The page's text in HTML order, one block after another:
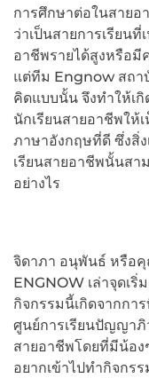
การศึกษาต่อในสาย
ว่าเป็นสายการเรียน
อาชีพรายได้สูงหรือ
แต่ทีม Engnow สถา
คิดแบบนั้น จึงทำให้เ
นักเรียนสายอาชีพให้
ภาษาอังกฤษที่ดี ซึ่งสิ่
เรียนสายอาชีพนั้นสา
อย่างไร
จิดาภา อนุพันธ์ หรือ
ENGNOW เล่าจุดเ
กิจกรรมนี้เกิดจากกา
ศูนย์การเรียนปัญญาภิ
สายอาชีพโดยที่มีน้อง
อยากเข้าไปทำกิจกร